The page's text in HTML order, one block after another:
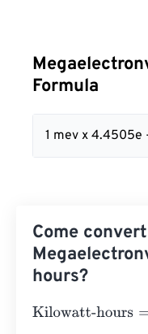
Formula
1 mev x 4.4505e
Come
hours?
Kilowatt-hours=